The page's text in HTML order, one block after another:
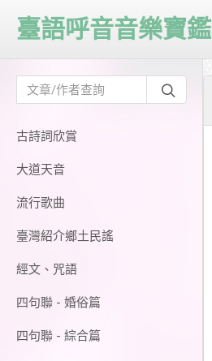
古詩詞欣賞
大道天音
流行歌曲
臺灣紹介鄉土民謠
經文、咒語
四句聯 - 婚俗篇
四句聯 - 綜合篇
臺語呼音音樂寶鑑